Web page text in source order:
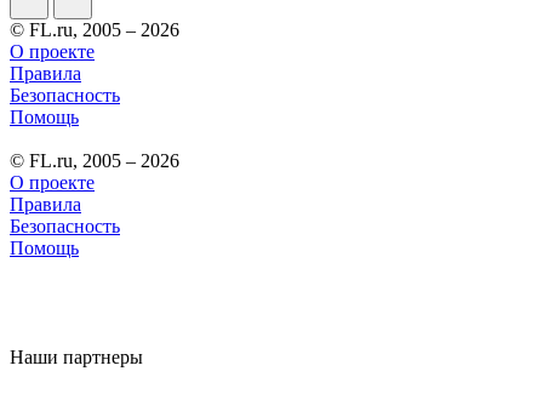
© FL.ru, 2005 – 2026
О проекте
Правила
Безопасность
Помощь
© FL.ru, 2005 – 2026
О проекте
Правила
Безопасность
Помощь
Наши партнеры